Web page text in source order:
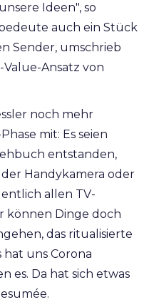
Ideen", so
auch ein Stück
Sender, umschrieb
Ansatz von
noch mehr
mit: Es seien
entstanden,
Handykamera oder
allen TV-
können Dinge doch
das ritualisierte
uns Corona
es. Da hat sich etwas